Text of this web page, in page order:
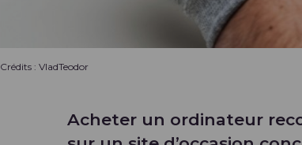
Crédits : VladTeodor
Acheter un ordinateur